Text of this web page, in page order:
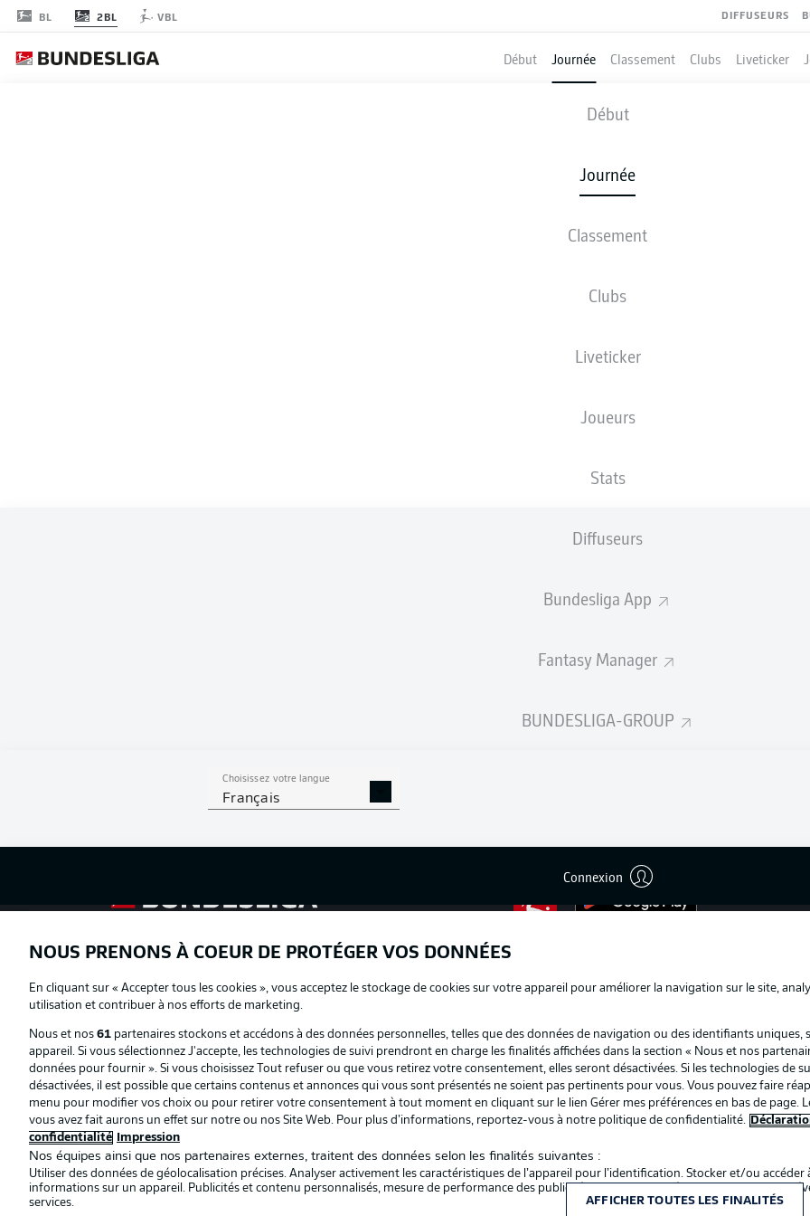
BL 2BL VBL DIFFUSEURS
Début Journée Classement Clubs Liveticker
Début
Journée
Classement
Clubs
Liveticker
Joueurs
Stats
Diffuseurs
Bundesliga App
Fantasy Manager
BUNDESLIGA-GROUP
Choisissez votre langue
Français
Connexion
BOCHUM - GREUTHER FÜRTH
COMPOSITIONS STATISTIQUES
© 2026 Bundesliga-Gruppe GmbH
Choisissez votre langue
Français
NOUS PRENONS À COEUR DE PROTÉGER VOS DONNÉES
En cliquant sur « Accepter tous les cookies », vous acceptez le stockage de cookies sur votre appareil pour améliorer la navigation sur le site,
utilisation et contribuer à nos efforts de marketing.
Nous et nos 61 partenaires stockons et accédons à des données personnelles, telles que des données de navigation ou des identifiants uniques,
appareil. Si vous sélectionnez J'accepte, les technologies de suivi prendront en charge les finalités affichées dans la section « Nous et nos
données pour fournir ». Si vous choisissez Tout refuser ou que vous retirez votre consentement, elles seront désactivées. Si les technologies de
désactivées, il est possible que certains contenus et annonces qui vous sont présentés ne soient pas pertinents pour vous. Vous pouvez faire
menu pour modifier vos choix ou pour retirer votre consentement à tout moment en cliquant sur le lien Gérer mes préférences en bas de page.
vous avez fait aurons un effet sur notre ou nos Site Web. Pour plus d’informations, reportez-vous à notre politique de confidentialité.
confidentialité
Impression
Nos équipes ainsi que nos partenaires externes, traitent des données selon les finalités suivantes :
Utiliser des données de géolocalisation précises. Analyser activement les caractéristiques de l’appareil pour l’identification. Stocker et/ou accéder
informations sur un appareil. Publicités et contenu personnalisés, mesure de performance des publicités et du contenu, études d’audience et
services.
AFFICHER TOUTES LES FINALITÉS